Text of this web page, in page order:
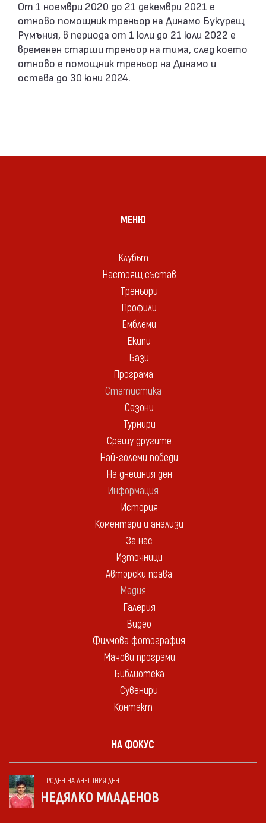
От 1 ноември 2020 до 21 декември 2021 е
отново помощник треньор на Динамо Букурещ
Румъния, в периода от 1 юли до 21 юли 2022 е
временен старши треньор на тима, след което
отново е помощник треньор на Динамо и
остава до 30 юни 2024.
МЕНЮ
Клубът
Настоящ състав
Треньори
Профили
Емблеми
Екипи
Бази
Програма
Статистика
Сезони
Турнири
Срещу другите
Най-големи победи
На днешния ден
Информация
История
Коментари и анализи
За нас
Източници
Авторски права
Медия
Галерия
Видео
Филмова фотография
Мачови програми
Библиотека
Сувенири
Контакт
НА ФОКУС
РОДЕН НА ДНЕШНИЯ ДЕН
НЕДЯЛКО МЛАДЕНОВ